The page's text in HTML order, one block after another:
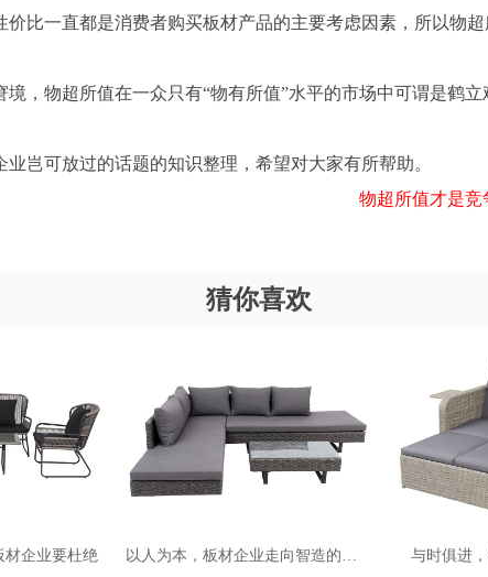
比一直都是消费者购买板材产品的主要考虑因素，所以物
，物超所值在一众只有“物有所值”水平的市场中可谓是鹤
岂可放过的话题的知识整理，希望对大家有所帮助。
物超所值才是竞
猜你喜欢
材企业要杜绝 以人为本，板材企业走向智造的基石 与时俱进